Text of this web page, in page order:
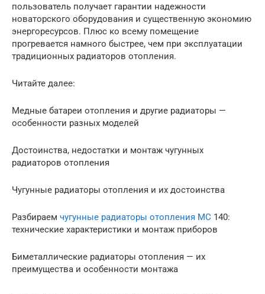
пользователь получает гарантии надежности
новаторского оборудования и существенную экономию
энергоресурсов. Плюс ко всему помещение
прогревается намного быстрее, чем при эксплуатации
традиционных радиаторов отопления.
Читайте далее:
Медные батареи отопления и другие радиаторы —
особенности разных моделей
Достоинства, недостатки и монтаж чугунных
радиаторов отопления
Чугунные радиаторы отопления и их достоинства
Разбираем чугунные радиаторы отопления МС 140:
технические характеристики и монтаж приборов
Биметаллические радиаторы отопления — их
преимущества и особенности монтажа